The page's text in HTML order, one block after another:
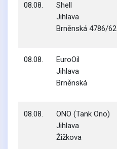
08.08.
Shell
Jihlava
Brněnská 4786/62
08.08.
EuroOil
Jihlava
Brněnská
08.08.
ONO (Tank Ono)
Jihlava
Žižkova